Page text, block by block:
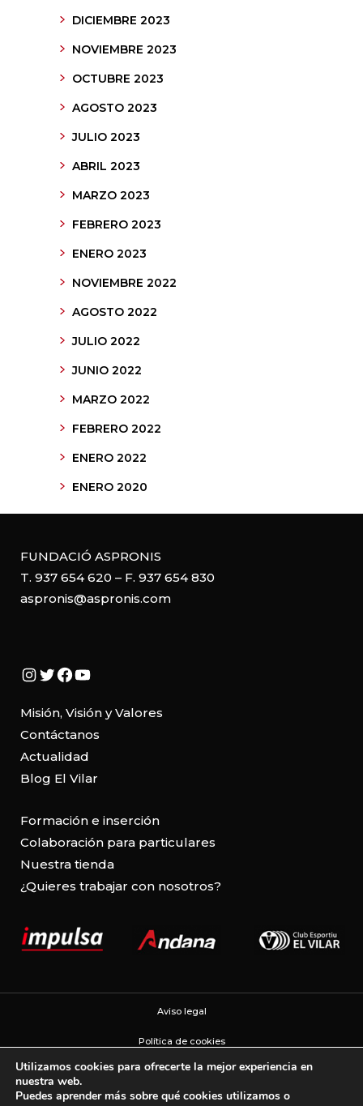
DICIEMBRE 2023
NOVIEMBRE 2023
OCTUBRE 2023
AGOSTO 2023
JULIO 2023
ABRIL 2023
MARZO 2023
FEBRERO 2023
ENERO 2023
NOVIEMBRE 2022
AGOSTO 2022
JULIO 2022
JUNIO 2022
MARZO 2022
FEBRERO 2022
ENERO 2022
ENERO 2020
FUNDACIÓ ASPRONIS
T. 937 654 620 – F. 937 654 830
aspronis@aspronis.com
Instagram
Twitter
Facebook
YouTube
Misión, Visión y Valores
Contáctanos
Actualidad
Blog El Vilar
Formación e inserción
Colaboración para particulares
Nuestra tienda
¿Quieres trabajar con nosotros?
Aviso legal
Política de cookies
Política de privacidad
Configuración de cookies
Utilizamos cookies para ofrecerte la mejor experiencia en
nuestra web.
Puedes aprender más sobre qué cookies utilizamos o